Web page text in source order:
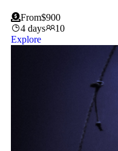
From$900
4 days
10
Explore